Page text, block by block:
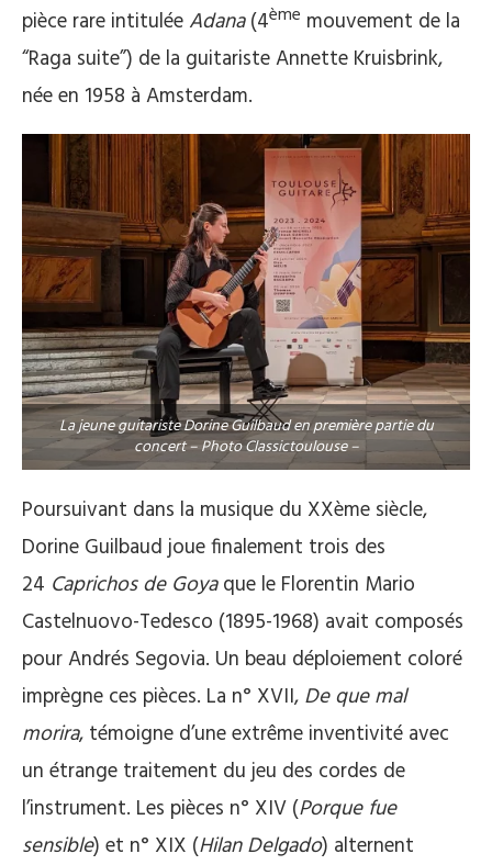
pièce rare intitulée Adana(4ème mouvement de la
“Raga suite”) de la guitariste Annette Kruisbrink,
née en 1958 à Amsterdam.
La jeune guitariste Dorine Guilbaud en première partie du
concert – Photo Classictoulouse –
Poursuivant dans la musique du XXème siècle,
Dorine Guilbaud joue finalement trois des
24 Caprichos de Goyaque le Florentin Mario
Castelnuovo-Tedesco (1895-1968) avait composés
pour Andrés Segovia. Un beau déploiement coloré
imprègne ces pièces. La n° XVII, De que mal
morira, témoigne d’une extrême inventivité avec
un étrange traitement du jeu des cordes de
l’instrument. Les pièces n° XIV (Porque fue
sensible) et n° XIX (Hilan Delgado) alternent